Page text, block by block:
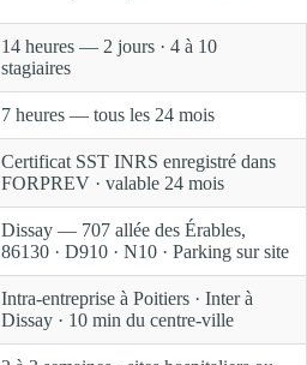
14 heures — 2 jours · 4 à 10
stagiaires
7 heures — tous les 24 mois
Certificat SST INRS enregistré dans
FORPREV · valable 24 mois
Dissay — 707 allée des Érables,
86130 · D910 · N10 · Parking sur site
Intra-entreprise à Poitiers · Inter à
Dissay · 10 min du centre-ville